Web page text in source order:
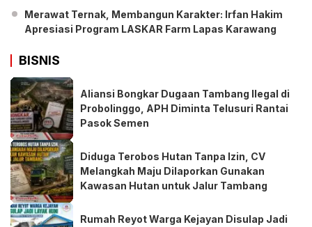
Merawat Ternak, Membangun Karakter: Irfan Hakim
Apresiasi Program LASKAR Farm Lapas Karawang
BISNIS
Aliansi Bongkar Dugaan Tambang Ilegal di
Probolinggo, APH Diminta Telusuri Rantai
Pasok Semen
Diduga Terobos Hutan Tanpa Izin, CV
Melangkah Maju Dilaporkan Gunakan
Kawasan Hutan untuk Jalur Tambang
Rumah Reyot Warga Kejayan Disulap Jadi